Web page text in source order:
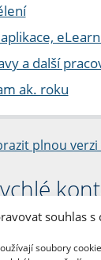
souhlas s
soubory
a další
ak. roku
plnou
Filozofická
Jana